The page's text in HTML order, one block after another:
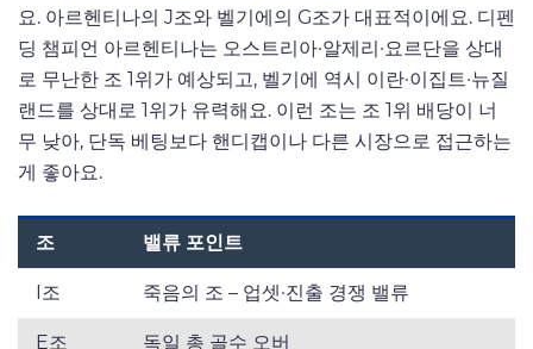
요. 아르헨티나의 J조와 벨기에의 G조가 대표적이에요. 디펜
딩 챔피언 아르헨티나는 오스트리아·알제리·요르단을 상대
로 무난한 조 1위가 예상되고, 벨기에 역시 이란·이집트·뉴질
랜드를 상대로 1위가 유력해요. 이런 조는 조 1위 배당이 너
무 낮아, 단독 베팅보다 핸디캡이나 다른 시장으로 접근하는
게 좋아요.
조 밸류 포인트
I조 죽음의 조 – 업셋·진출 경쟁 밸류
E조 독일 총 골수 오버